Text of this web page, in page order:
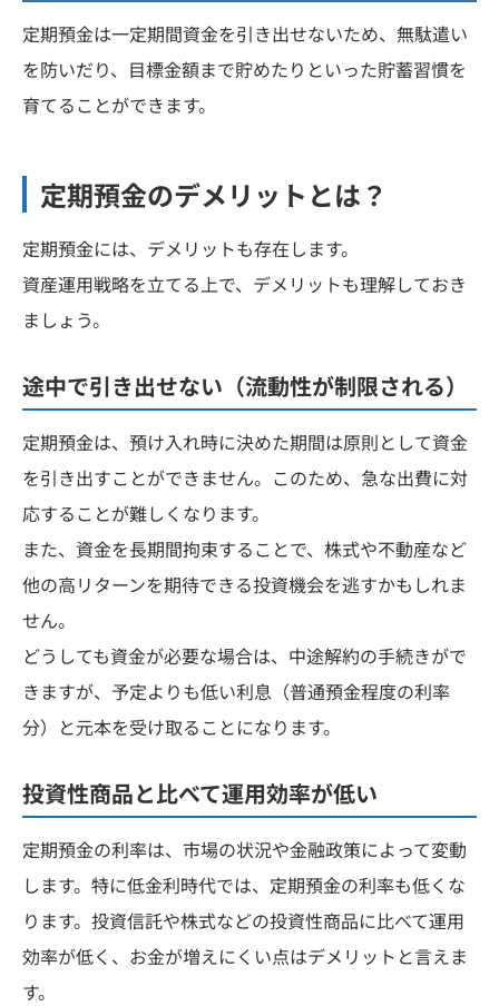
定期預金は一定期間資金を引き出せないため、無駄遣い
を防いだり、目標金額まで貯めたりといった貯蓄習慣を
育てることができます。
定期預金のデメリットとは？
定期預金には、デメリットも存在します。
資産運用戦略を立てる上で、デメリットも理解しておき
ましょう。
途中で引き出せない（流動性が制限される）
定期預金は、預け入れ時に決めた期間は原則として資金
を引き出すことができません。このため、急な出費に対
応することが難しくなります。
また、資金を長期間拘束することで、株式や不動産など
他の高リターンを期待できる投資機会を逃すかもしれま
せん。
どうしても資金が必要な場合は、中途解約の手続きがで
きますが、予定よりも低い利息（普通預金程度の利率
分）と元本を受け取ることになります。
投資性商品と比べて運用効率が低い
定期預金の利率は、市場の状況や金融政策によって変動
します。特に低金利時代では、定期預金の利率も低くな
ります。投資信託や株式などの投資性商品に比べて運用
効率が低く、お金が増えにくい点はデメリットと言えま
す。